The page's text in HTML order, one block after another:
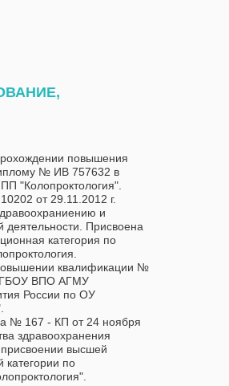
повышения
№ ИВ 757632 в
"Колопроктология".
от 29.11.2012 г.
и
деятельности. Присвоена
категория по
квалификации №
ГБОУ ВПО АГМУ
России по ОУ
№ 167 - КП от 24 ноября
здравоохранения
присвоении высшей
категории по